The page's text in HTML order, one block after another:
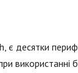
десятки
використанні